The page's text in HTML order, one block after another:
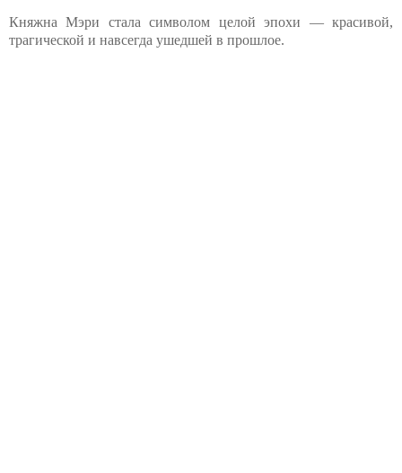
Княжна Мэри стала символом целой эпохи — красивой,
трагической и навсегда ушедшей в прошлое.